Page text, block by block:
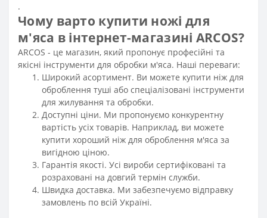
.
Чому варто купити ножі для
м'яса в інтернет-магазині ARCOS?
ARCOS - це магазин, який пропонує професійні та
якісні інструменти для обробки м'яса. Наші переваги:
Широкий асортимент. Ви можете купити ніж для
оброблення туші або спеціалізовані інструменти
для жилування та обробки.
Доступні ціни. Ми пропонуємо конкурентну
вартість усіх товарів. Наприклад, ви можете
купити хороший ніж для оброблення м'яса за
вигідною ціною.
Гарантія якості. Усі вироби сертифіковані та
розраховані на довгий термін служби.
Швидка доставка. Ми забезпечуємо відправку
замовлень по всій Україні.